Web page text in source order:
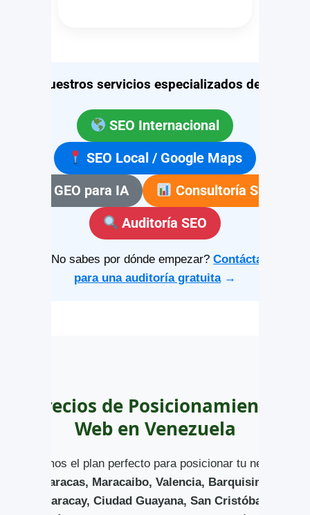
Nuestros servicios especializados de SEO
SEO Internacional
SEO Local / Google Maps
GEO para IA
Consultoría SEO
Auditoría SEO
¿No sabes por dónde empezar?Contáctanos
para una auditoría gratuita→
Precios de Posicionamiento
Web en Venezuela
Tenemos el plan perfecto para posicionar tu negocio
Caracas, Maracaibo, Valencia, Barquisimeto,
Maracay, Ciudad Guayana, San Cristóbal,